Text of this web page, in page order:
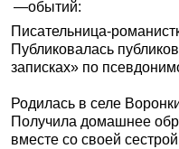
—обытий:
Писательница-
Публиковалась
записках» по
Родилась в селе
Получила домашнее
вместе со своей